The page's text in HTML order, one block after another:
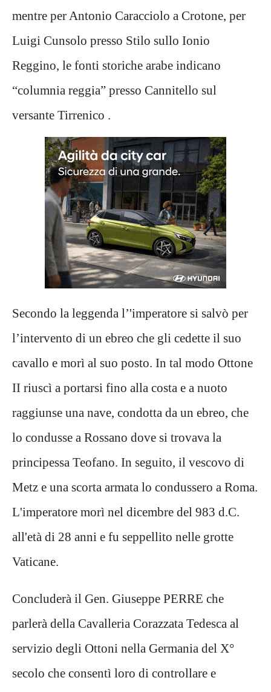
mentre per Antonio Caracciolo a Crotone, per
Luigi Cunsolo presso Stilo sullo Ionio
Reggino, le fonti storiche arabe indicano
“columnia reggia” presso Cannitello sul
versante Tirrenico .
Secondo la leggenda l’'imperatore si salvò per
l’intervento di un ebreo che gli cedette il suo
cavallo e morì al suo posto. In tal modo Ottone
II riuscì a portarsi fino alla costa e a nuoto
raggiunse una nave, condotta da un ebreo, che
lo condusse a Rossano dove si trovava la
principessa Teofano. In seguito, il vescovo di
Metz e una scorta armata lo condussero a Roma.
L'imperatore morì nel dicembre del 983 d.C.
all'età di 28 anni e fu seppellito nelle grotte
Vaticane.
Concluderà il Gen. Giuseppe PERRE che
parlerà della Cavalleria Corazzata Tedesca al
servizio degli Ottoni nella Germania del X°
secolo che consentì loro di controllare e